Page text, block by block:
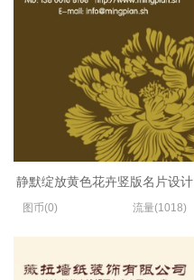
静默绽放黄色花卉竖版名片设计
图币(0) 流量(1018)